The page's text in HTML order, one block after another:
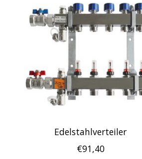
Edelstahlverteiler
€91,40